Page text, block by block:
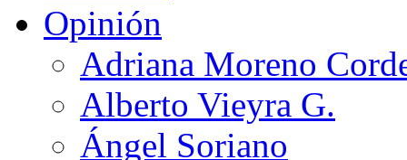
Opinión
Adriana Moreno
Alberto Vieyra G.
Ángel Soriano